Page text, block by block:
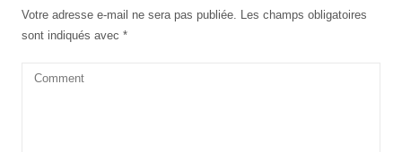
Votre adresse e-mail ne sera pas publiée. Les champs obligatoires
sont indiqués avec*